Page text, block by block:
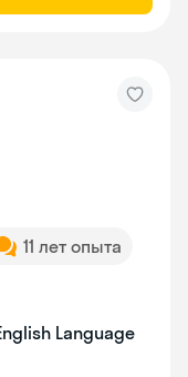
11 лет опыта
Language